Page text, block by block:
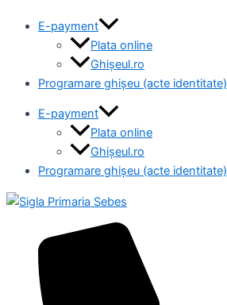
E-payment
Plata online
Ghișeul.ro
Programare ghișeu (acte identitate)
E-payment
Plata online
Ghișeul.ro
Programare ghișeu (acte identitate)